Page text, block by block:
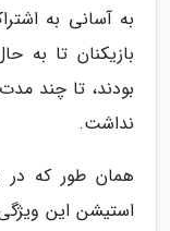
به آسانی به
بازیکنان تا به
بودند، تا چند
نداشت.
همان طور که در
استیشن این